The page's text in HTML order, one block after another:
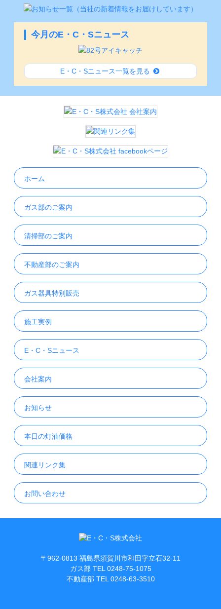
今月のE・C・Sニュース
E・C・Sニュース一覧を見る
ホーム
ガス部のご案内
清掃部のご案内
不動産部のご案内
ガス器具特別販売
施工実例
E・C・Sニュース
会社案内
お知らせ
本日の灯油価格
関連リンク集
お問い合わせ
〒962-0813 福島県須賀川市和田字立石32-11
ガス部 TEL 0248-75-1075
不動産部 TEL 0248-63-3510